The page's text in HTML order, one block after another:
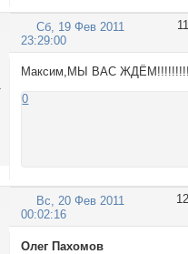
11
Сб, 19 Фев 2011
23:29:00
Максим,МЫ ВАС
0
12
Вс, 20 Фев 2011
00:02:16
Олег Пахомов